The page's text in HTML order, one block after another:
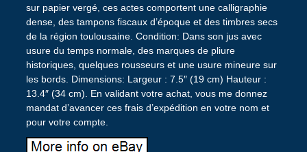
sur papier vergé, ces actes comportent une calligraphie
dense, des tampons fiscaux d’époque et des timbres secs
de la région toulousaine. Condition: Dans son jus avec
usure du temps normale, des marques de pliure
historiques, quelques rousseurs et une usure mineure sur
les bords. Dimensions: Largeur : 7.5″ (19 cm) Hauteur :
13.4″ (34 cm). En validant votre achat, vous me donnez
mandat d’avancer ces frais d’expédition en votre nom et
pour votre compte.